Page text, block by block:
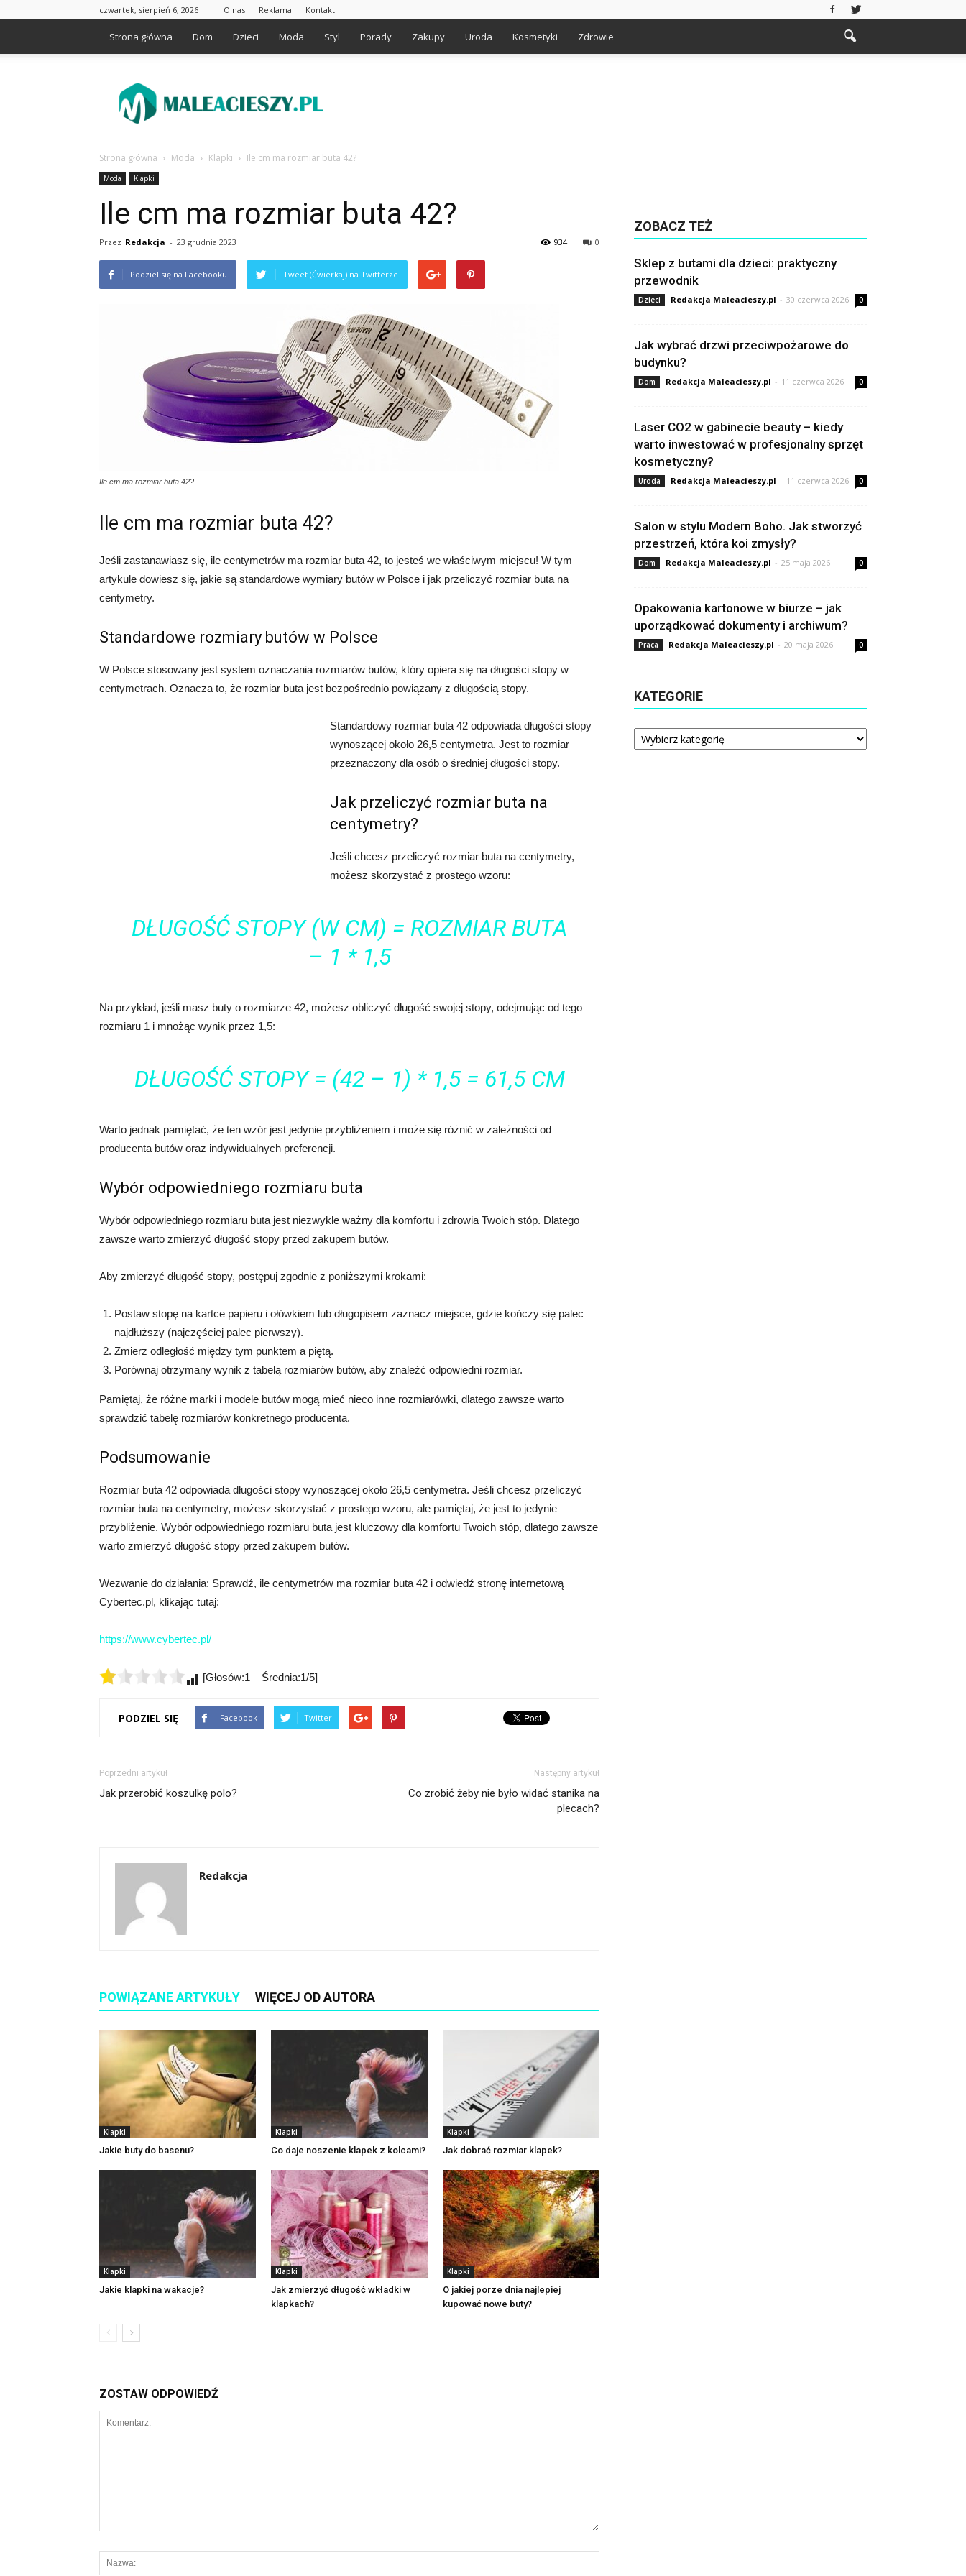
czwartek, sierpień 6, 2026 O nas Reklama Kontakt
Strona główna Dom Dzieci Moda Styl Porady Zakupy Uroda Kosmetyki Zdrowie
Strona główna Moda Klapki Ile cm ma rozmiar buta 42?
Moda Klapki
Ile cm ma rozmiar buta 42?
Przez Redakcja - 23 grudnia 2023 0
934
Podziel się na Facebooku Tweet (Ćwierkaj) na Twitterze
Ile cm ma rozmiar buta 42?
Ile cm ma rozmiar buta 42?
Jeśli zastanawiasz się, ile centymetrów ma rozmiar buta 42, to jesteś we właściwym miejscu! W tym
artykule dowiesz się, jakie są standardowe wymiary butów w Polsce i jak przeliczyć rozmiar buta na
centymetry.
Standardowe rozmiary butów w Polsce
W Polsce stosowany jest system oznaczania rozmiarów butów, który opiera się na długości stopy w
centymetrach. Oznacza to, że rozmiar buta jest bezpośrednio powiązany z długością stopy.
Standardowy rozmiar buta 42 odpowiada długości stopy
wynoszącej około 26,5 centymetra. Jest to rozmiar
przeznaczony dla osób o średniej długości stopy.
Jak przeliczyć rozmiar buta na
centymetry?
Jeśli chcesz przeliczyć rozmiar buta na centymetry,
możesz skorzystać z prostego wzoru:
DŁUGOŚĆ STOPY (W CM) = ROZMIAR BUTA
– 1 * 1,5
Na przykład, jeśli masz buty o rozmiarze 42, możesz obliczyć długość swojej stopy, odejmując od tego
rozmiaru 1 i mnożąc wynik przez 1,5:
DŁUGOŚĆ STOPY = (42 – 1) * 1,5 = 61,5 CM
Warto jednak pamiętać, że ten wzór jest jedynie przybliżeniem i może się różnić w zależności od
producenta butów oraz indywidualnych preferencji.
Wybór odpowiedniego rozmiaru buta
Wybór odpowiedniego rozmiaru buta jest niezwykle ważny dla komfortu i zdrowia Twoich stóp. Dlatego
zawsze warto zmierzyć długość stopy przed zakupem butów.
Aby zmierzyć długość stopy, postępuj zgodnie z poniższymi krokami:
Postaw stopę na kartce papieru i ołówkiem lub długopisem zaznacz miejsce, gdzie kończy się palec
najdłuższy (najczęściej palec pierwszy).
Zmierz odległość między tym punktem a piętą.
Porównaj otrzymany wynik z tabelą rozmiarów butów, aby znaleźć odpowiedni rozmiar.
Pamiętaj, że różne marki i modele butów mogą mieć nieco inne rozmiarówki, dlatego zawsze warto
sprawdzić tabelę rozmiarów konkretnego producenta.
Podsumowanie
Rozmiar buta 42 odpowiada długości stopy wynoszącej około 26,5 centymetra. Jeśli chcesz przeliczyć
rozmiar buta na centymetry, możesz skorzystać z prostego wzoru, ale pamiętaj, że jest to jedynie
przybliżenie. Wybór odpowiedniego rozmiaru buta jest kluczowy dla komfortu Twoich stóp, dlatego zawsze
warto zmierzyć długość stopy przed zakupem butów.
Wezwanie do działania: Sprawdź, ile centymetrów ma rozmiar buta 42 i odwiedź stronę internetową
Cybertec.pl, klikając tutaj:
https://www.cybertec.pl/
[Głosów:1 Średnia:1/5]
PODZIEL SIĘ Facebook Twitter
Poprzedni artykuł
Jak przerobić koszulkę polo?
Następny artykuł
Co zrobić żeby nie było widać stanika na
plecach?
Redakcja
POWIĄZANE ARTYKUŁY WIĘCEJ OD AUTORA
Klapki
Jakie buty do basenu?
Klapki
Co daje noszenie klapek z kolcami?
Klapki
Jak dobrać rozmiar klapek?
Klapki
Jakie klapki na wakacje?
Klapki
Jak zmierzyć długość wkładki w
klapkach?
Klapki
O jakiej porze dnia najlepiej
kupować nowe buty?
ZOSTAW ODPOWIEDŹ
ZOBACZ TEŻ
Sklep z butami dla dzieci: praktyczny
przewodnik
Dzieci Redakcja Maleacieszy.pl - 30 czerwca 2026 0
Jak wybrać drzwi przeciwpożarowe do
budynku?
Dom Redakcja Maleacieszy.pl - 11 czerwca 2026 0
Laser CO2 w gabinecie beauty – kiedy
warto inwestować w profesjonalny sprzęt
kosmetyczny?
Uroda Redakcja Maleacieszy.pl - 11 czerwca 2026 0
Salon w stylu Modern Boho. Jak stworzyć
przestrzeń, która koi zmysły?
Dom Redakcja Maleacieszy.pl - 25 maja 2026 0
Opakowania kartonowe w biurze – jak
uporządkować dokumenty i archiwum?
Praca Redakcja Maleacieszy.pl - 20 maja 2026 0
KATEGORIE
Kategorie